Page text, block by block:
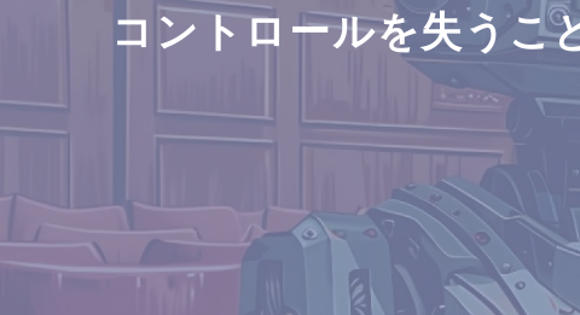
コントロールを失うこ